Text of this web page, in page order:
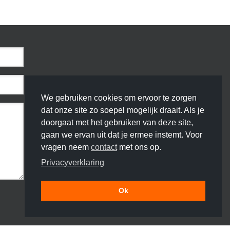
We gebruiken cookies om ervoor te zorgen
dat onze site zo soepel mogelijk draait. Als je
doorgaat met het gebruiken van deze site,
gaan we ervan uit dat je ermee instemt. Voor
vragen neem contactmet ons op.
Privacyverklaring
Ok